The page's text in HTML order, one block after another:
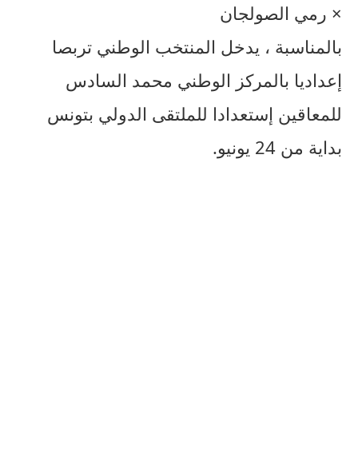
× رمي الصولجان
بالمناسبة ، يدخل المنتخب الوطني تربصا
إعداديا بالمركز الوطني محمد السادس
للمعاقين إستعدادا للملتقى الدولي بتونس
بداية من 24 يونيو.